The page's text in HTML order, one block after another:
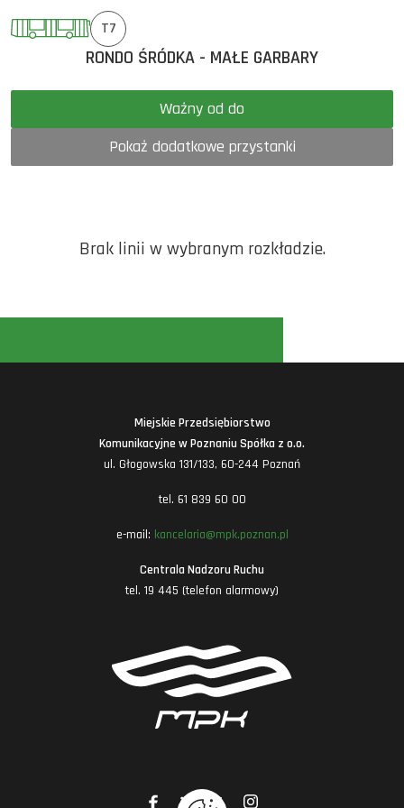
T7
RONDO ŚRÓDKA - MAŁE GARBARY
Ważny od do
Pokaż dodatkowe przystanki
Brak linii w wybranym rozkładzie.
Miejskie Przedsiębiorstwo
Komunikacyjne w Poznaniu Spółka z o.o.
ul. Głogowska 131/133, 60-244 Poznań
tel. 61 839 60 00
e-mail: kancelaria@mpk.poznan.pl
Centrala Nadzoru Ruchu
tel. 19 445 (telefon alarmowy)